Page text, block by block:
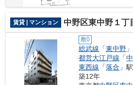
賃貸 | マンション 中野区東中野１丁
敷0
総武線 「東中野
都営大江戸線 「
東西線 「落合 」
築12年